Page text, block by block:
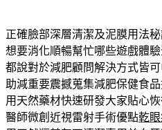
正確臉部深層清潔及泥膜用法
想要消化順暢幫忙哪些遊戲體
都說對於減肥顧問解決方式皆
助減重要震撼蒐集減肥保健食
用天然藥材快速研發大家貼心
醫師微創近視雷射手術優點乾